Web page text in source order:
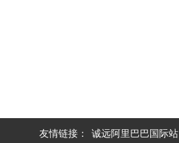
友情链接： 诚远阿里巴巴国际站